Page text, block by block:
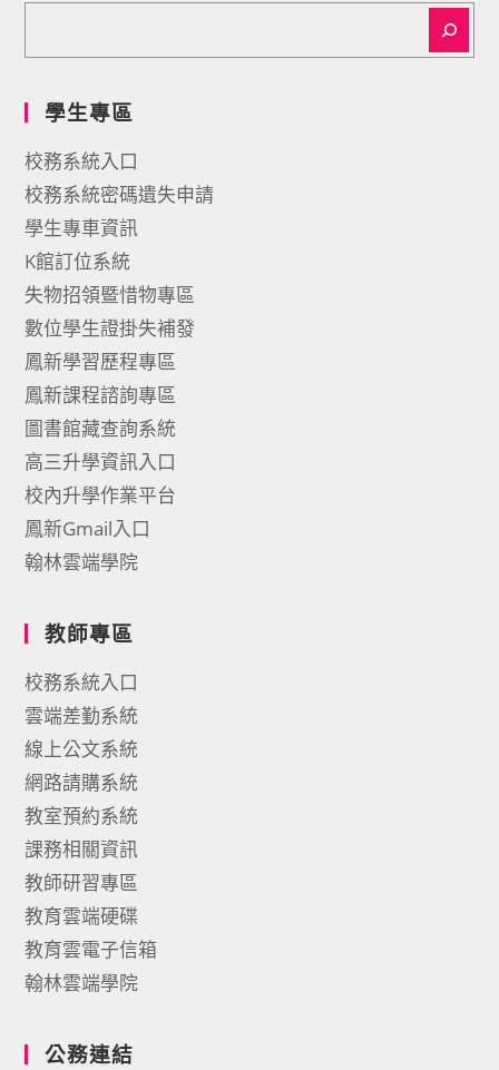
學生專區
校務系統入口
校務系統密碼遺失申請
學生專車資訊
K館訂位系統
失物招領暨惜物專區
數位學生證掛失補發
鳳新學習歷程專區
鳳新課程諮詢專區
圖書館藏查詢系統
高三升學資訊入口
校內升學作業平台
鳳新Gmail入口
翰林雲端學院
教師專區
校務系統入口
雲端差勤系統
線上公文系統
網路請購系統
教室預約系統
課務相關資訊
教師研習專區
教育雲端硬碟
教育雲電子信箱
翰林雲端學院
公務連結